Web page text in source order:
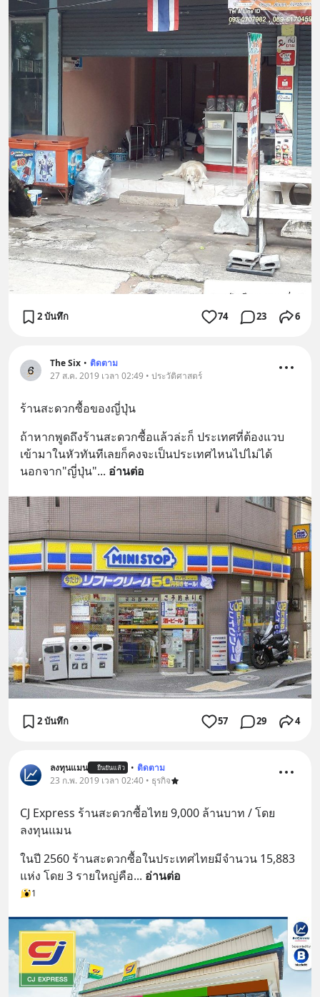
2 บันทึก 74 23 6
The Six • ติดตาม
27 ส.ค. 2019 เวลา 02:49 • ประวัติศาสตร์
ร้านสะดวกซื้อของญี่ปุ่น
ถ้าหากพูดถึงร้านสะดวกซื้อแล้วล่ะก็ ประเทศที่ต้องแวบ
เข้ามาในหัวทันทีเลยก็คงจะเป็นประเทศไหนไปไม่ได้
นอกจาก"ญี่ปุ่น"... อ่านต่อ
2 บันทึก 57 29 4
ลงทุนแมน ยืนยันแล้ว • ติดตาม
23 ก.พ. 2019 เวลา 02:40 • ธุรกิจ
CJ Express ร้านสะดวกซื้อไทย 9,000 ล้านบาท / โดย
ลงทุนแมน
ในปี 2560 ร้านสะดวกซื้อในประเทศไทยมีจำนวน 15,883
แห่ง โดย 3 รายใหญ่คือ... อ่านต่อ
1